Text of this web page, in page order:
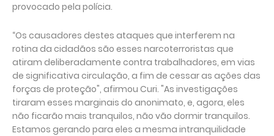
provocado pela polícia.
“Os causadores destes ataques que interferem na
rotina da cidadãos são esses narcoterroristas que
atiram deliberadamente contra trabalhadores, em vias
de significativa circulação, a fim de cessar as ações das
forças de proteção", afirmou Curi. "As investigações
tiraram esses marginais do anonimato, e, agora, eles
não ficarão mais tranquilos, não vão dormir tranquilos.
Estamos gerando para eles a mesma intranquilidade